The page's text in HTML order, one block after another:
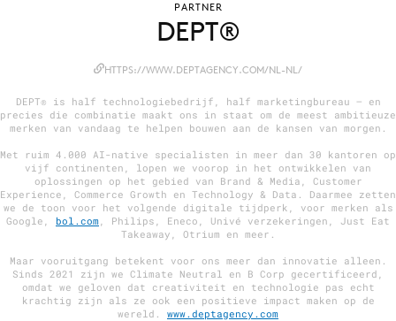
Adverteren
Events
Opleidingen
Vacatures
Academy
Topics
Artificial Intelligence
PARTNER
DEPT®
HTTPS://WWW.DEPTAGENCY.COM/NL-NL/
DEPT® is half technologiebedrijf, half marketingbureau – en
precies die combinatie maakt ons in staat om de meest ambitieuze
merken van vandaag te helpen bouwen aan de kansen van morgen.
Met ruim 4.000 AI-native specialisten in meer dan 30 kantoren op
vijf continenten, lopen we voorop in het ontwikkelen van
oplossingen op het gebied van Brand & Media, Customer
Experience, Commerce Growth en Technology & Data. Daarmee zetten
we de toon voor het volgende digitale tijdperk, voor merken als
Google, bol.com, Philips, Eneco, Univé verzekeringen, Just Eat
Takeaway, Otrium en meer.
Maar vooruitgang betekent voor ons meer dan innovatie alleen.
Sinds 2021 zijn we Climate Neutral en B Corp gecertificeerd,
omdat we geloven dat creativiteit en technologie pas echt
krachtig zijn als ze ook een positieve impact maken op de
wereld. www.deptagency.com